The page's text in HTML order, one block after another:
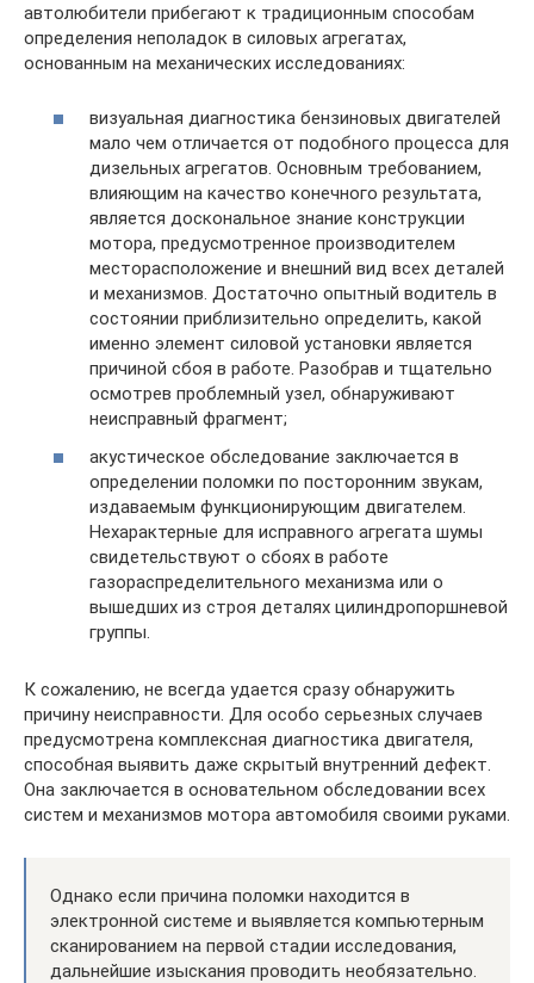
автолюбители прибегают к традиционным способам
определения неполадок в силовых агрегатах,
основанным на механических исследованиях:
визуальная диагностика бензиновых двигателей
мало чем отличается от подобного процесса для
дизельных агрегатов. Основным требованием,
влияющим на качество конечного результата,
является доскональное знание конструкции
мотора, предусмотренное производителем
месторасположение и внешний вид всех деталей
и механизмов. Достаточно опытный водитель в
состоянии приблизительно определить, какой
именно элемент силовой установки является
причиной сбоя в работе. Разобрав и тщательно
осмотрев проблемный узел, обнаруживают
неисправный фрагмент;
акустическое обследование заключается в
определении поломки по посторонним звукам,
издаваемым функционирующим двигателем.
Нехарактерные для исправного агрегата шумы
свидетельствуют о сбоях в работе
газораспределительного механизма или о
вышедших из строя деталях цилиндропоршневой
группы.
К сожалению, не всегда удается сразу обнаружить
причину неисправности. Для особо серьезных случаев
предусмотрена комплексная диагностика двигателя,
способная выявить даже скрытый внутренний дефект.
Она заключается в основательном обследовании всех
систем и механизмов мотора автомобиля своими руками.
Однако если причина поломки находится в
электронной системе и выявляется компьютерным
сканированием на первой стадии исследования,
дальнейшие изыскания проводить необязательно.